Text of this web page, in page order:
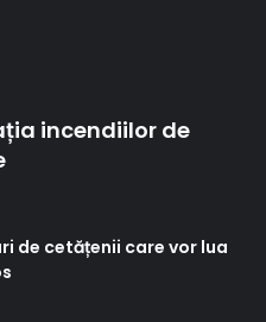
incendiilor de
de cetățenii care vor lua